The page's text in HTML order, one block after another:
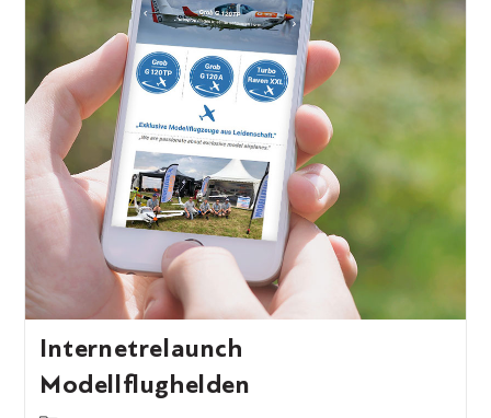
Internetrelaunch
Modellflughelden